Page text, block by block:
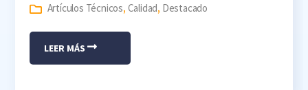
Artículos Técnicos, Calidad, Destacado
LEER MÁS